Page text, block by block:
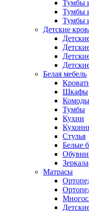
Тумбы
Тумбы
Тумбы
Детские
Белая мебель
Шкафы
Комоды
Тумбы
Кухни
Стулья
Белые
Зеркала
Матрасы